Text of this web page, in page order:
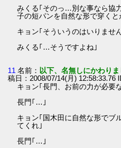
みくる｢そのっ…別な事なら協
子の短パンを自然な形で穿くと
キョン｢そういうのはいりませ
みくる｢…そうですよね｣
11 名前： 以下、名無しにかわり
稿日：2008/07/14(月) 12:58:33.76
キョン｢長門、お前の力が必要
長門｢…｣
キョン｢国木田に自然な形でブ
てくれ｣
長門｢…｣